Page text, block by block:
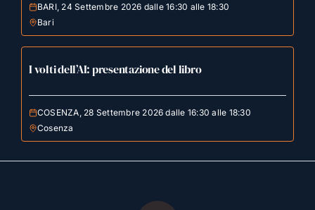
BARI, 24 Settembre 2026 dalle 16:30 alle 18:30
Bari
I volti dell’AI: presentazione del libro
COSENZA, 28 Settembre 2026 dalle 16:30 alle 18:30
Cosenza